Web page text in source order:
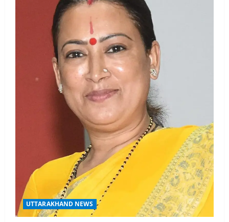
UTTARAKHAND NEWS